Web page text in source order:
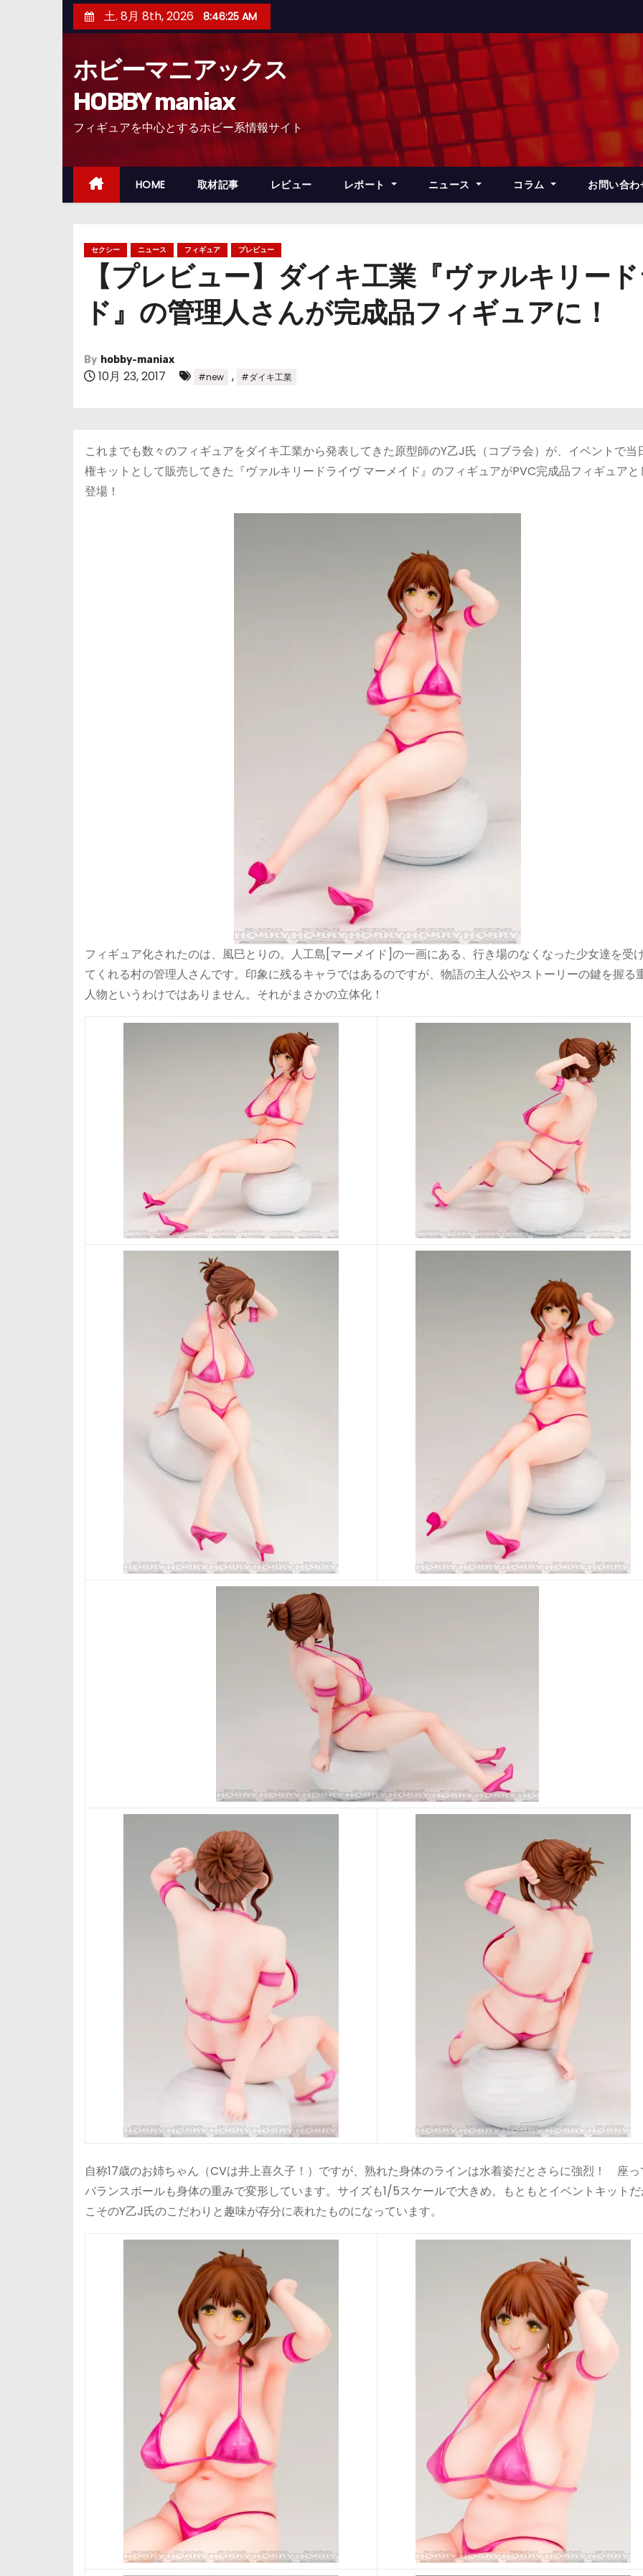
ン
ッ
土. 8月 8th, 2026 8:46:27 AM
ホビーマニアックス
HOBBY maniax
フィギュアを中心とするホビー系情報サイト
HOME 取材記事 レビュー レポート ニュース コラム お問い合わ
セクシー ニュース フィギュア プレビュー
【プレビュー】ダイキ工業『ヴァルキリー
ド』の管理人さんが完成品フィギュアに！
By hobby-maniax
10月 23, 2017 #new , #ダイキ工業
これまでも数々のフィギュアをダイキ工業から発表してきた原型師のY乙J氏（コブラ会）が、イベントで当
権キットとして販売してきた『ヴァルキリードライヴ マーメイド』のフィギュアがPVC完成品フィギュアと
登場！
フィギュア化されたのは、風巳とりの。人工島[マーメイド]の一画にある、行き場のなくなった少女達を受
てくれる村の管理人さんです。印象に残るキャラではあるのですが、物語の主人公やストーリーの鍵を握る
人物というわけではありません。それがまさかの立体化！
自称17歳のお姉ちゃん（CVは井上喜久子！）ですが、熟れた身体のラインは水着姿だとさらに強烈！ 座
バランスボールも身体の重みで変形しています。サイズも1/5スケールで大きめ。もともとイベントキット
こそのY乙J氏のこだわりと趣味が存分に表れたものになっています。